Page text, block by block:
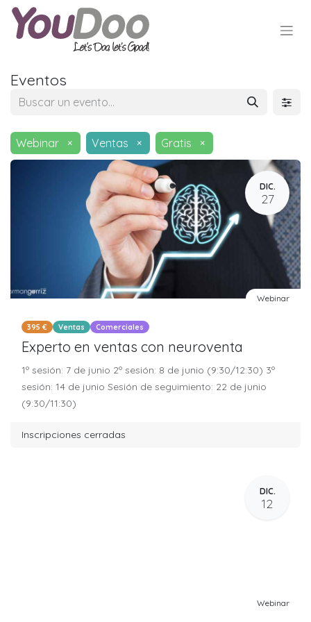
Eventos
Webinar × Ventas × Gratis ×
DIC.
27
Webinar
395 € Ventas Comerciales
Experto en ventas con neuroventa
1º sesión: 7 de junio 2º sesión: 8 de junio (9:30/12:30) 3º
sesión: 14 de junio Sesión de seguimiento: 22 de junio
(9:30/11:30)
Inscripciones cerradas
DIC.
12
Webinar